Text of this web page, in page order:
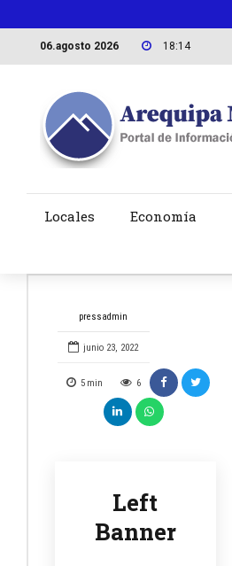
06.agosto 2026 18:14
Locales Economía
pressadmin
junio 23, 2022
5 min 6
Left
Banner